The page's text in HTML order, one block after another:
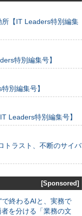
【IT Leaders特別編集
特別編集号】
別編集号】
Leaders特別編集号】
トラスト、不断のサイバ
[Sponsored]
で終わるAIと、実務で
を分ける「業務の文